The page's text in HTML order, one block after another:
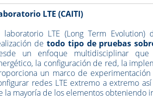
LTE (CAITI)
laboratorio LTE (Long Term
de todo tipo de pruebas
un enfoque multidisciplinar
la configuración de red, la
un marco de
redes LTE extremo a extremo
la mayoría de los elementos obteniendo